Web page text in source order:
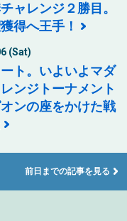
ャレンジ２勝目。
得へ王手！
(Sat)
ト。いよいよマダ
ンジトーナメント
ンの座をかけた戦
前日までの記事を見る